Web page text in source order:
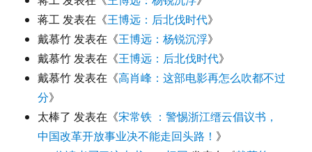
蒋工发表在《王博远：后北伐时代》
戴慕竹发表在《王博远：杨锐沉浮》
戴慕竹发表在《王博远：后北伐时代》
戴慕竹发表在《高肖峰：这部电影再怎么吹都不过
分》
太棒了 发表在《宋常铁 ：警惕浙江缙云倡议书，
中国改革开放事业决不能走回头路！ 》